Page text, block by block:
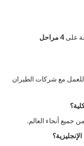
على
4 مراحل
للعمل مع شركات الطيران
جميع أنحاء العالم.